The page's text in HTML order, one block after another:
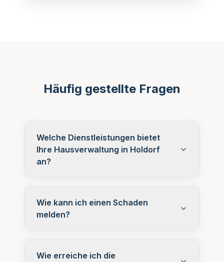
Häufig gestellte Fragen
Welche Dienstleistungen bietet
Ihre Hausverwaltung in Holdorf
an?
Wie kann ich einen Schaden
melden?
Wie erreiche ich die